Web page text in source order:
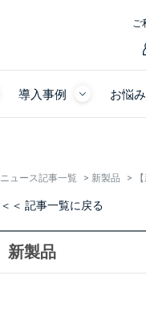
ご
導入事例 お悩
ニュース記事一覧 > 新製品 >
＜＜ 記事一覧に戻る
新製品